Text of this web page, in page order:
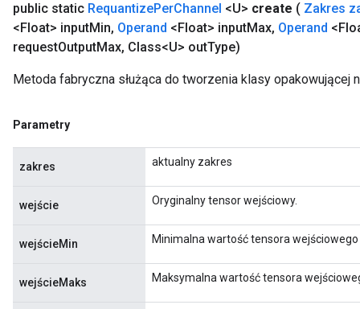
public static RequantizePerChannel <U> create ( Zakres
<Float> inputMin, Operand <Float> inputMax, Operand
requestOutputMax, Class<U> outType)
Metoda fabryczna służąca do tworzenia klasy opakowującej
Parametry
zakres aktualny zakres
wejście Oryginalny tensor wejściowy.
wejścieMin Minimalna wartość tensora wejściowego
wejścieMaks Maksymalna wartość tensora